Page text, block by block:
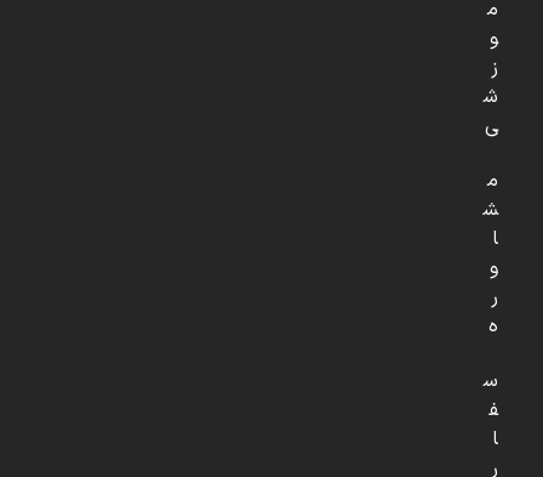
م
و
ز
ش
ی
م
ش
ا
و
ر
ه
س
ف
ا
ر